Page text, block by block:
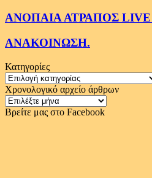
ΑΝΟΠΑΙΑ ΑΤΡΑΠΟΣ LIVE
ΑΝΑΚΟΙΝΩΣΗ.
Κατηγορίες
Κατηγορίες
Χρονολογικό αρχείο άρθρων
Χρονολογικό
αρχείο
Βρείτε μας στο Facebook